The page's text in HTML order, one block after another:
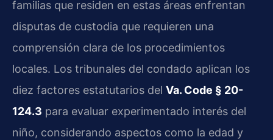
familias que residen en estas áreas enfrentan
disputas de custodia que requieren una
comprensión clara de los procedimientos
locales. Los tribunales del condado aplican los
diez factores estatutarios del Va. Code § 20-
124.3 para evaluar experimentado interés del
niño, considerando aspectos como la edad y